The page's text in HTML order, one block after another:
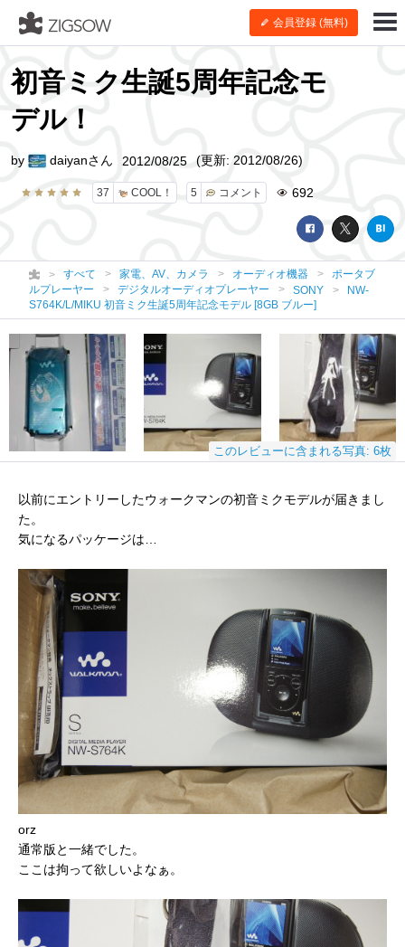
会員登録 (無料)
初音ミク生誕5周年記念モ
デル！
37 COOL！ 5 コメント 692
by daiyanさん 2012/08/25 (更新: 2012/08/26)
すべて 家電、AV、カメラ オーディオ機器
ポータブ
ルプレーヤー
デジタルオーディオプレーヤー SONY
NW-
S764K/L/MIKU 初音ミク生誕5周年記念モデル [8GB ブルー]
このレビューに含まれる写真: 6枚
以前にエントリーしたウォークマンの初音ミクモデルが届きまし
た。
気になるパッケージは…
orz
通常版と一緒でした。
ここは拘って欲しいよなぁ。